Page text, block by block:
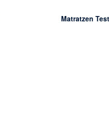
Matratzen